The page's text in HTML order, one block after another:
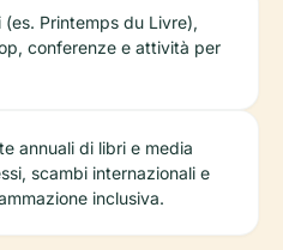
(es. Printemps du Livre),
conferenze e attività per
annuali di libri e media
scambi internazionali e
inclusiva.